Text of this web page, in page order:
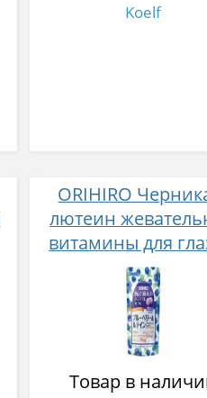
Koelf
ORIHIRO
лютеин
витамины для
вкусом черники №
Товар в